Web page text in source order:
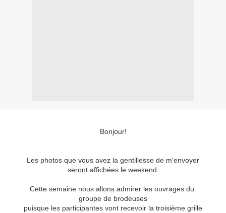
Bonjour!
Les photos que vous avez la gentillesse de m'envoyer
seront affichées le weekend.
Cette semaine nous allons admirer les ouvrages du
groupe de brodeuses
puisque les participantes vont recevoir la troisième grille